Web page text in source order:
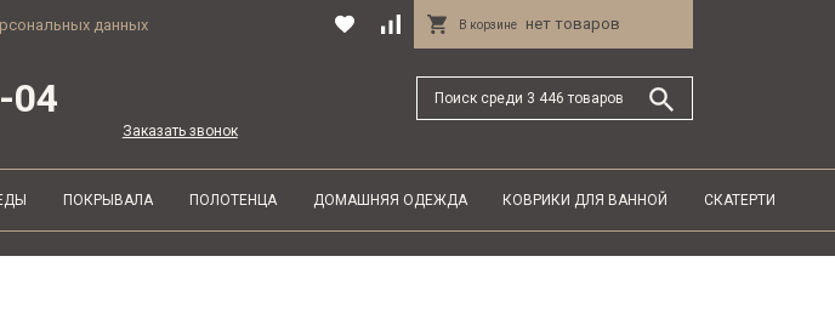
данных В корзине нет товаров
04
Заказать звонок
ПОКРЫВАЛА ПОЛОТЕНЦА ДОМАШНЯЯ ОДЕЖДА КОВРИКИ ДЛЯ ВАННОЙ СКАТЕРТИ